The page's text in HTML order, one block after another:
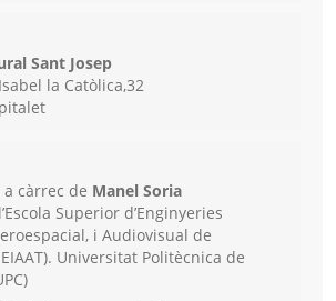
Sant Josep
la Catòlica,32
càrrec de Manel Soria
Superior d’Enginyeries
i Audiovisual de
Universitat Politècnica de